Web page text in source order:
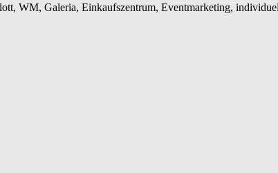
WM, Galeria, Einkaufszentrum, Eventmarketing,